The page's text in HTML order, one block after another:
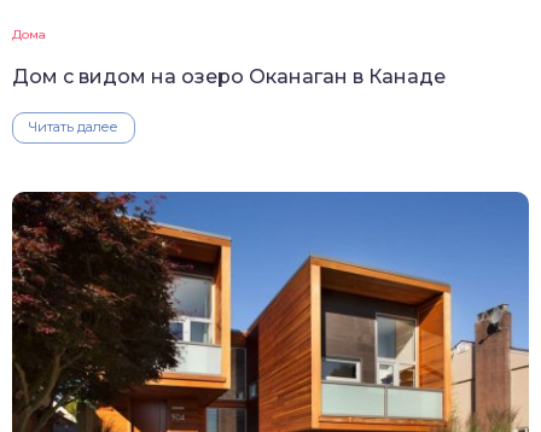
Дома
Дом с видом на озеро Оканаган в Канаде
Читать далее